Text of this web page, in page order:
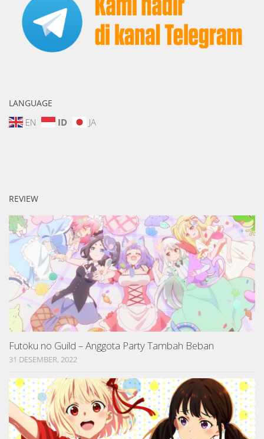
LANGUAGE
EN ID JA
REVIEW
Futoku no Guild – Anggota Party Tambah Beban
31 DESEMBER, 2022